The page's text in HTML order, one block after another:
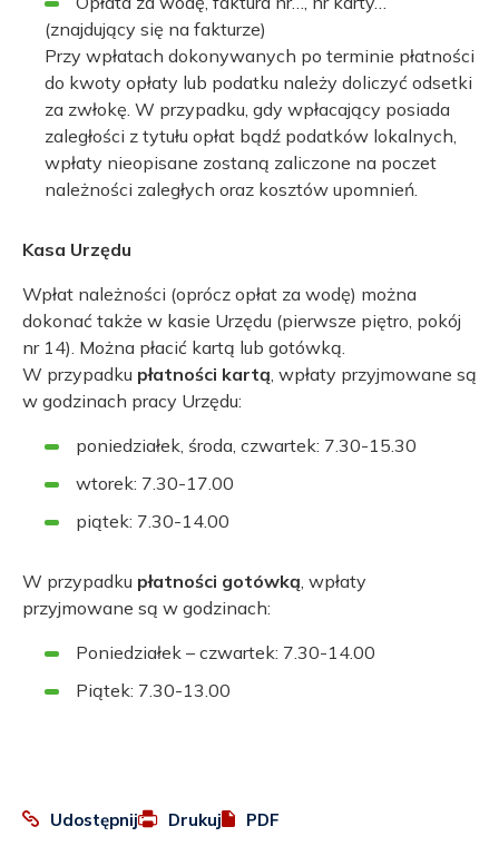
(znajdujący się na fakturze)
Przy wpłatach dokonywanych po terminie płatności
do kwoty opłaty lub podatku należy doliczyć odsetki
za zwłokę. W przypadku, gdy wpłacający posiada
zaległości z tytułu opłat bądź podatków lokalnych,
wpłaty nieopisane zostaną zaliczone na poczet
należności zaległych oraz kosztów upomnień.
Kasa Urzędu
Wpłat należności (oprócz opłat za wodę) można
dokonać także w kasie Urzędu (pierwsze piętro, pokój
nr 14). Można płacić kartą lub gotówką.
W przypadku płatności kartą , wpłaty przyjmowane są
w godzinach pracy Urzędu:
poniedziałek, środa, czwartek: 7.30-15.30
wtorek: 7.30-17.00
piątek: 7.30-14.00
W przypadku płatności gotówką , wpłaty
przyjmowane są w godzinach:
Poniedziałek – czwartek: 7.30-14.00
Piątek: 7.30-13.00
Udostępnij:
DrukujOtworzy
PDF